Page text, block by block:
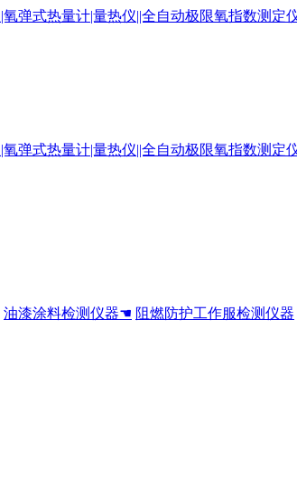
油漆涂料检测仪器☚ 阻燃防护工作服检测仪器